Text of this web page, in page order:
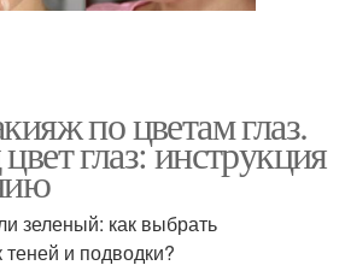
по цветам глаз.
глаз: инструкция
зеленый: как выбрать
и подводки?